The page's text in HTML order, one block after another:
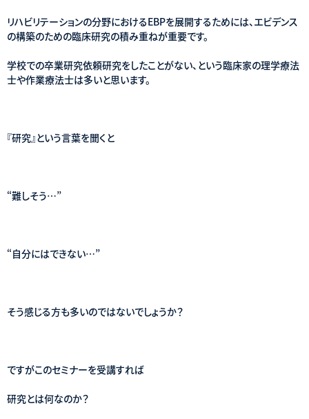
リハビリテーションの分野におけるEBPを展開するためには、エビデンス
の構築のための臨床研究の積み重ねが重要です。
学校での卒業研究依頼研究をしたことがない、という臨床家の理学療法
士や作業療法士は多いと思います。
『研究』という言葉を聞くと
“難しそう…”
“自分にはできない…”
そう感じる方も多いのではないでしょうか？
ですがこのセミナーを受講すれば
研究とは何なのか？